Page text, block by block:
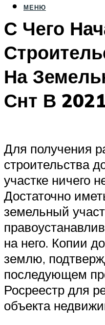
МЕНЮ
С Чего
На
Снт В
Для получения
строительства
участке ничего
Достаточно
земельный
на него. Копии
землю,
последующем
Росреестр для
объекта